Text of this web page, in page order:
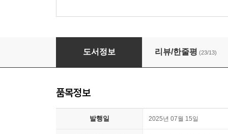
이게 되네? 제미나이 노트북LM 미친 활용법 51
도서정보 리뷰/한줄평 (23/13)
품목정보
발행일 2025년 07월 15일